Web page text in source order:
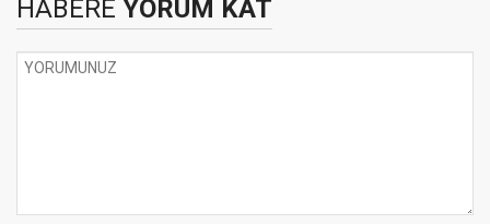
HABERE YORUM KAT